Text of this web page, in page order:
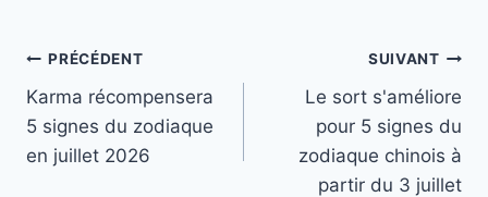
Navigation
de
l’article
PRÉCÉDENT
Karma récompensera
5 signes du zodiaque
en juillet 2026
SUIVANT
Le sort s'améliore
pour 5 signes du
zodiaque chinois à
partir du 3 juillet